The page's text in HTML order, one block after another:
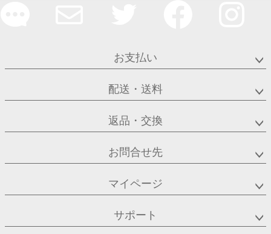
お支払い
配送・送料
返品・交換
お問合せ先
マイページ
サポート